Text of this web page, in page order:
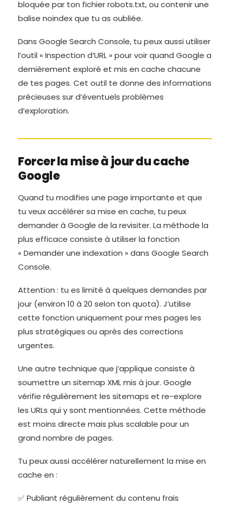
bloquée par ton fichier robots.txt, ou contenir une
balise noindex que tu as oubliée.
Dans Google Search Console, tu peux aussi utiliser
l’outil « Inspection d’URL » pour voir quand Google a
dernièrement exploré et mis en cache chacune
de tes pages. Cet outil te donne des informations
précieuses sur d’éventuels problèmes
d’exploration.
Forcer la mise à jour du cache
Google
Quand tu modifies une page importante et que
tu veux accélérer sa mise en cache, tu peux
demander à Google de la revisiter. La méthode la
plus efficace consiste à utiliser la fonction
« Demander une indexation » dans Google Search
Console.
Attention : tu es limité à quelques demandes par
jour (environ 10 à 20 selon ton quota). J’utilise
cette fonction uniquement pour mes pages les
plus stratégiques ou après des corrections
urgentes.
Une autre technique que j’applique consiste à
soumettre un sitemap XML mis à jour. Google
vérifie régulièrement les sitemaps et re-explore
les URLs qui y sont mentionnées. Cette méthode
est moins directe mais plus scalable pour un
grand nombre de pages.
Tu peux aussi accélérer naturellement la mise en
cache en :
✅ Publiant régulièrement du contenu frais